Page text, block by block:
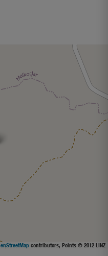
contributors, Points © 2012 LINZ